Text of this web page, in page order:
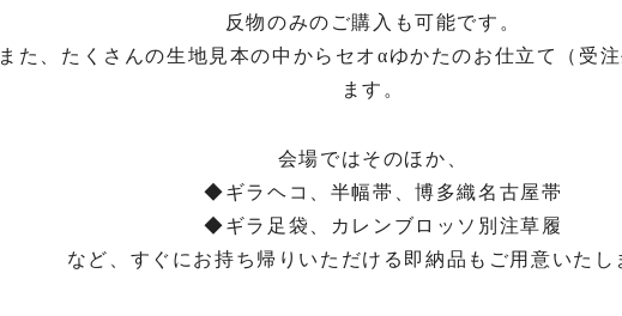
反物のみのご購入も可能です。
また、たくさんの生地見本の中からセオαゆかたのお仕立て（受注
ます。
会場ではそのほか、
◆ギラヘコ、半幅帯、博多織名古屋帯
◆ギラ足袋、カレンブロッソ別注草履
など、すぐにお持ち帰りいただける即納品もご用意いたし